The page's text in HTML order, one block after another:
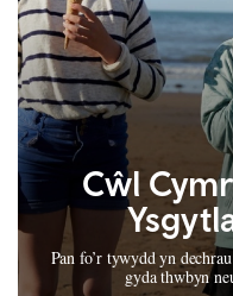
Cŵl
Pan fo’r tywydd yn
gyda thwbyn